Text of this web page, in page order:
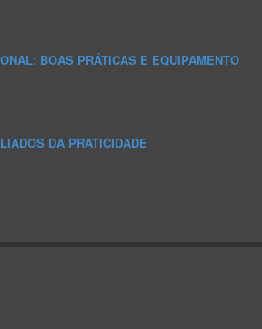
BOAS PRÁTICAS E EQUIPAMENTO
DA PRATICIDADE